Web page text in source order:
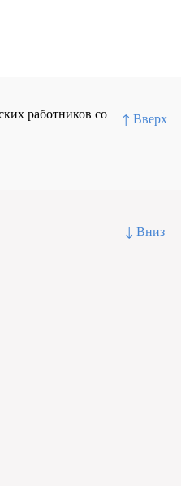
↑ Вверх
↓ Вниз
работников со